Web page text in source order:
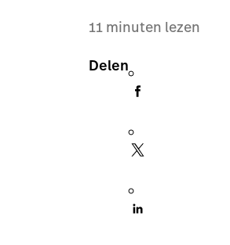
11 minuten lezen
Delen